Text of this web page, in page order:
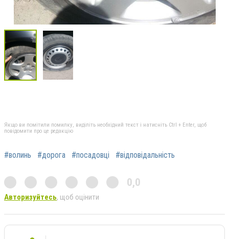
Якщо ви помітили помилку, виділіть необхідний текст і натисніть Ctrl + Enter, щоб
повідомити про це редакцію
#волинь #дорога #посадовці #відповідальність
0,0
Авторизуйтесь, щоб оцінити